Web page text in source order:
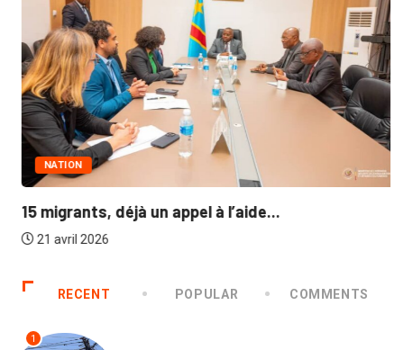
NATION
15 migrants, déjà un appel à l’aide...
21 avril 2026
RECENT POPULAR COMMENTS
1